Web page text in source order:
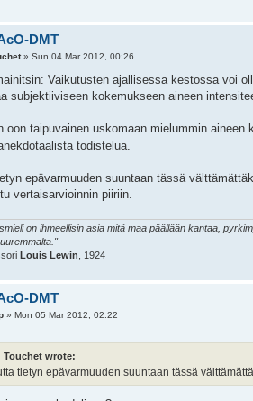
DMT
» Sun 04 Mar 2012, 00:26
Vaikutusten ajallisessa kestossa voi
subjektiiviseen kokemukseen aineen
oon taipuvainen uskomaan mielummin
todistelua.
epävarmuuden suuntaan tässä
vertaisarvioinnin piiriin.
on ihmeellisin asia mitä maa päällään kantaa,
Louis Lewin , 1924
DMT
» Mon 05 Mar 2012, 02:22
Touchet wrote:
tietyn epävarmuuden suuntaan tässä